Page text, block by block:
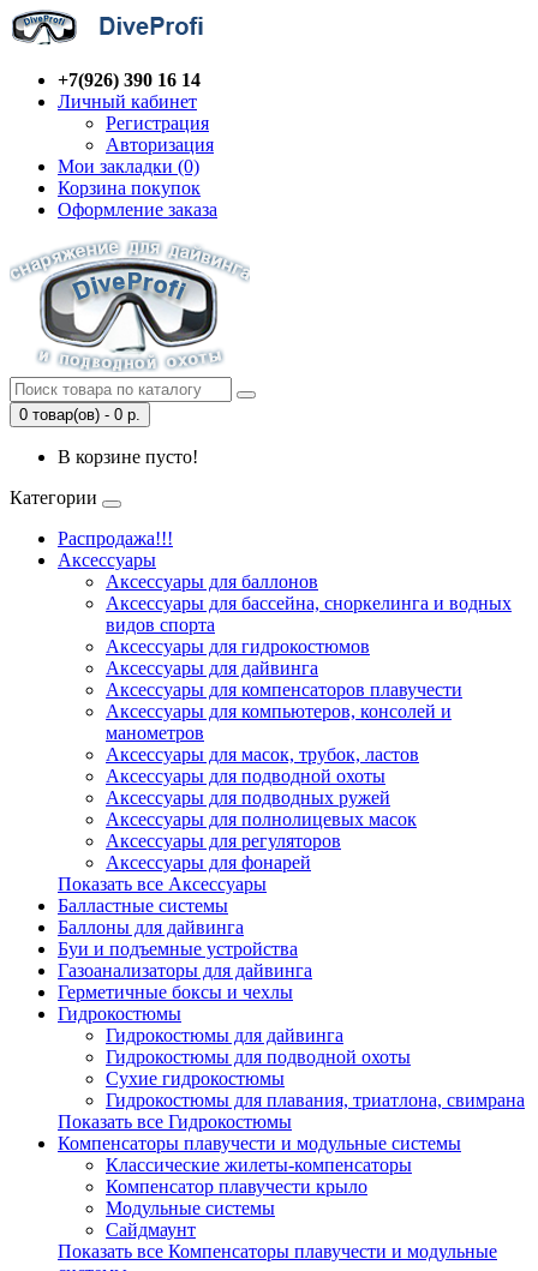
+7(926) 390 16 14
Личный кабинет
Регистрация
Авторизация
Мои закладки (0)
Корзина покупок
Оформление заказа
0 товар(ов) - 0 р.
В корзине пусто!
Категории
Распродажа!!!
Аксессуары
Аксессуары для баллонов
Аксессуары для бассейна, сноркелинга и водных
видов спорта
Аксессуары для гидрокостюмов
Аксессуары для дайвинга
Аксессуары для компенсаторов плавучести
Аксессуары для компьютеров, консолей и
манометров
Аксессуары для масок, трубок, ластов
Аксессуары для подводной охоты
Аксессуары для подводных ружей
Аксессуары для полнолицевых масок
Аксессуары для регуляторов
Аксессуары для фонарей
Показать все Аксессуары
Балластные системы
Баллоны для дайвинга
Буи и подъемные устройства
Газоанализаторы для дайвинга
Герметичные боксы и чехлы
Гидрокостюмы
Гидрокостюмы для дайвинга
Гидрокостюмы для подводной охоты
Сухие гидрокостюмы
Гидрокостюмы для плавания, триатлона, свимрана
Показать все Гидрокостюмы
Компенсаторы плавучести и модульные системы
Классические жилеты-компенсаторы
Компенсатор плавучести крыло
Модульные системы
Сайдмаунт
Показать все Компенсаторы плавучести и модульные